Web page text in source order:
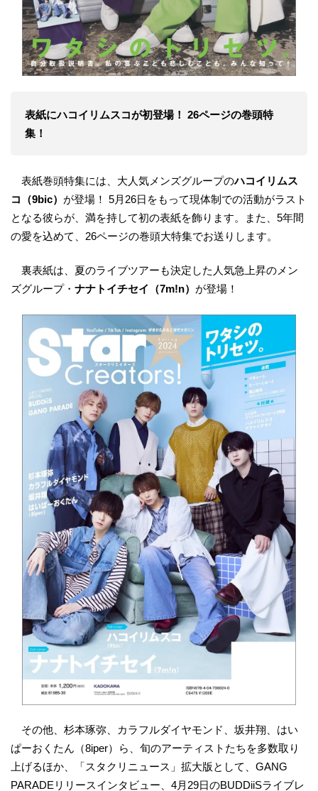
表紙にハコイリムスコが初登場！ 26ページの巻頭特
集！
表紙巻頭特集には、大人気メンズグループのハコイリムス
コ（9bic） が登場！ 5月26日をもって現体制での活動がラスト
となる彼らが、満を持して初の表紙を飾ります。また、5年間
の愛を込めて、26ページの巻頭大特集でお送りします。
裏表紙は、夏のライブツアーも決定した人気急上昇のメン
ズグループ・ ナナトイチセイ（7m!n） が登場！
その他、杉本琢弥、カラフルダイヤモンド、坂井翔、はい
ぱーおくたん（8iper）ら、旬のアーティストたちを多数取り
上げるほか、「スタクリニュース」拡大版として、GANG
PARADEリリースインタビュー、4月29日のBUDDiiSライブレ